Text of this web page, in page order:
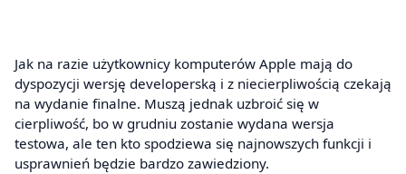
Jak na razie użytkownicy komputerów Apple mają do
dyspozycji wersję developerską i z niecierpliwością czekają
na wydanie finalne. Muszą jednak uzbroić się w
cierpliwość, bo w grudniu zostanie wydana wersja
testowa, ale ten kto spodziewa się najnowszych funkcji i
usprawnień będzie bardzo zawiedziony.